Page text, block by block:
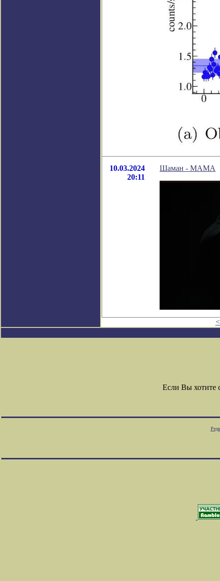
10.03.2024
20:11
Шаман - МАМА
Если Вы хотите